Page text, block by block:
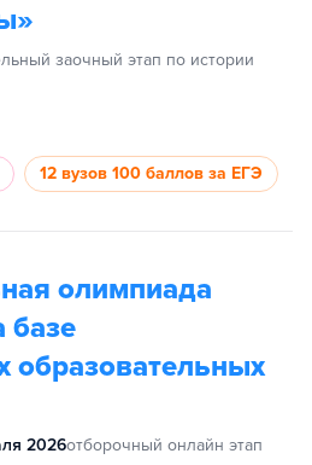
заочный этап по истории
12 вузов 100 баллов за ЕГЭ
олимпиада
базе
образовательных
2026отборочный онлайн этап